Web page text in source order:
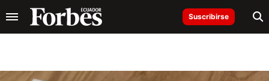
Suscribirse